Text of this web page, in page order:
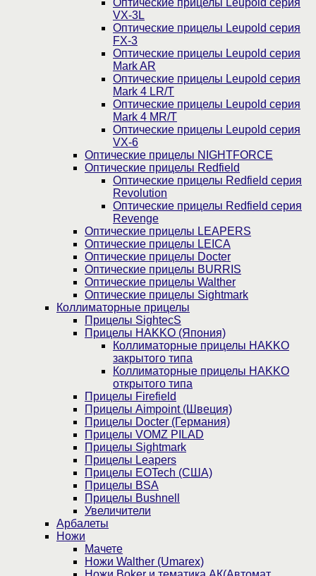
Оптические прицелы Leupold серия
VX-3L
Оптические прицелы Leupold серия
FX-3
Оптические прицелы Leupold серия
Mark AR
Оптические прицелы Leupold серия
Mark 4 LR/T
Оптические прицелы Leupold серия
Mark 4 MR/T
Оптические прицелы Leupold серия
VX-6
Оптические прицелы NIGHTFORCE
Оптические прицелы Redfield
Оптические прицелы Redfield серия
Revolution
Оптические прицелы Redfield серия
Revenge
Оптические прицелы LEAPERS
Оптические прицелы LEICA
Оптические прицелы Docter
Оптические прицелы BURRIS
Оптические прицелы Walther
Оптические прицелы Sightmark
Коллиматорные прицелы
Прицелы SightecS
Прицелы HAKKO (Япония)
Коллиматорные прицелы HAKKO
закрытого типа
Коллиматорные прицелы HAKKO
открытого типа
Прицелы Firefield
Прицелы Aimpoint (Швеция)
Прицелы Docter (Германия)
Прицелы VOMZ PILAD
Прицелы Sightmark
Прицелы Leapers
Прицелы EOTech (США)
Прицелы BSA
Прицелы Bushnell
Увеличители
Арбалеты
Ножи
Мачете
Ножи Walther (Umarex)